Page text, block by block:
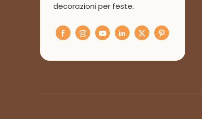
decorazioni per feste.